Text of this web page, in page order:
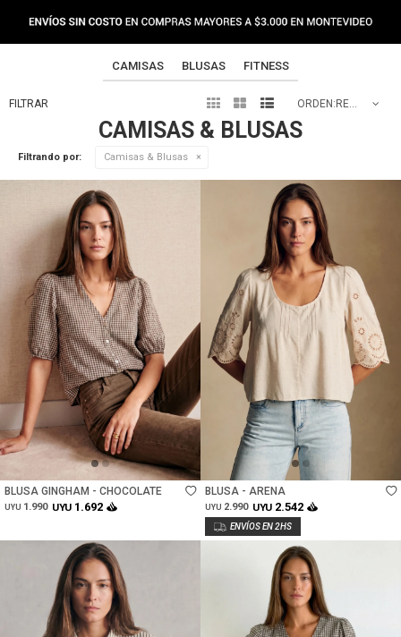
CAMISAS BLUSAS FITNESS
CAMISAS & BLUSAS
   RECOMENDADOS
Filtrando por: Camisas & Blusas
BLUSA GINGHAM - CHOCOLATE
UYU 1.990 UYU 1.692
Talle
BLUSA - ARENA
UYU 2.990 UYU 2.542